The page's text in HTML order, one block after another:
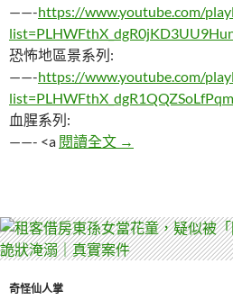
——-https://www.youtube.com/
恐怖地區景系列:
——-https://www.youtube.com/
血腥系列:
——- <a 閱讀全文 韓國20年來最詭
→
奇怪仙人掌